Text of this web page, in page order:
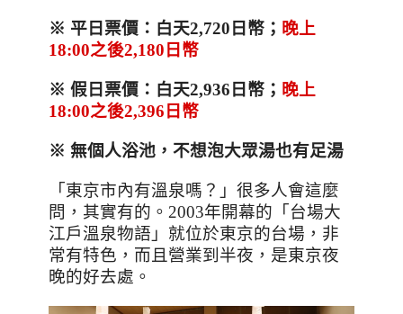
※ 平日票價：白天2,720 日幣； 晚上
18:00之後2,180 日幣
※ 假日票價：白天2,936 日幣； 晚上
18:00之後2,396 日幣
※ 無個人浴池，不想泡大眾湯也有足湯
「東京市內有溫泉嗎？」很多人會這麼
問，其實有的。 2003年開幕的「台場大
江戶溫泉物語」就位於東京的台場，非
常有特色，而且營業到半夜，是東京夜
晚的好去處。